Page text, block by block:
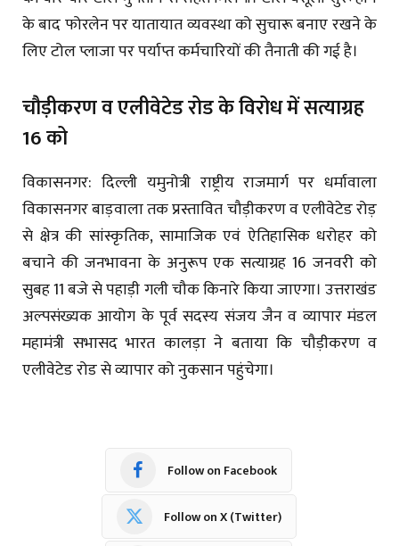
के बाद फोरलेन पर यातायात व्यवस्था को सुचारू बनाए रखने के
लिए टोल प्लाजा पर पर्याप्त कर्मचारियों की तैनाती की गई है।
चौड़ीकरण व एलीवेटेड रोड के विरोध में सत्याग्रह
16 को
विकासनगर: दिल्ली यमुनोत्री राष्ट्रीय राजमार्ग पर धर्मावाला
विकासनगर बाड़वाला तक प्रस्तावित चौड़ीकरण व एलीवेटेड रोड़
से क्षेत्र की सांस्कृतिक, सामाजिक एवं ऐतिहासिक धरोहर को
बचाने की जनभावना के अनुरूप एक सत्याग्रह 16 जनवरी को
सुबह 11 बजे से पहाड़ी गली चौक किनारे किया जाएगा। उत्तराखंड
अल्पसंख्यक आयोग के पूर्व सदस्य संजय जैन व व्यापार मंडल
महामंत्री सभासद भारत कालड़ा ने बताया कि चौड़ीकरण व
एलीवेटेड रोड से व्यापार को नुकसान पहुंचेगा।
Follow on Facebook
Follow on X (Twitter)